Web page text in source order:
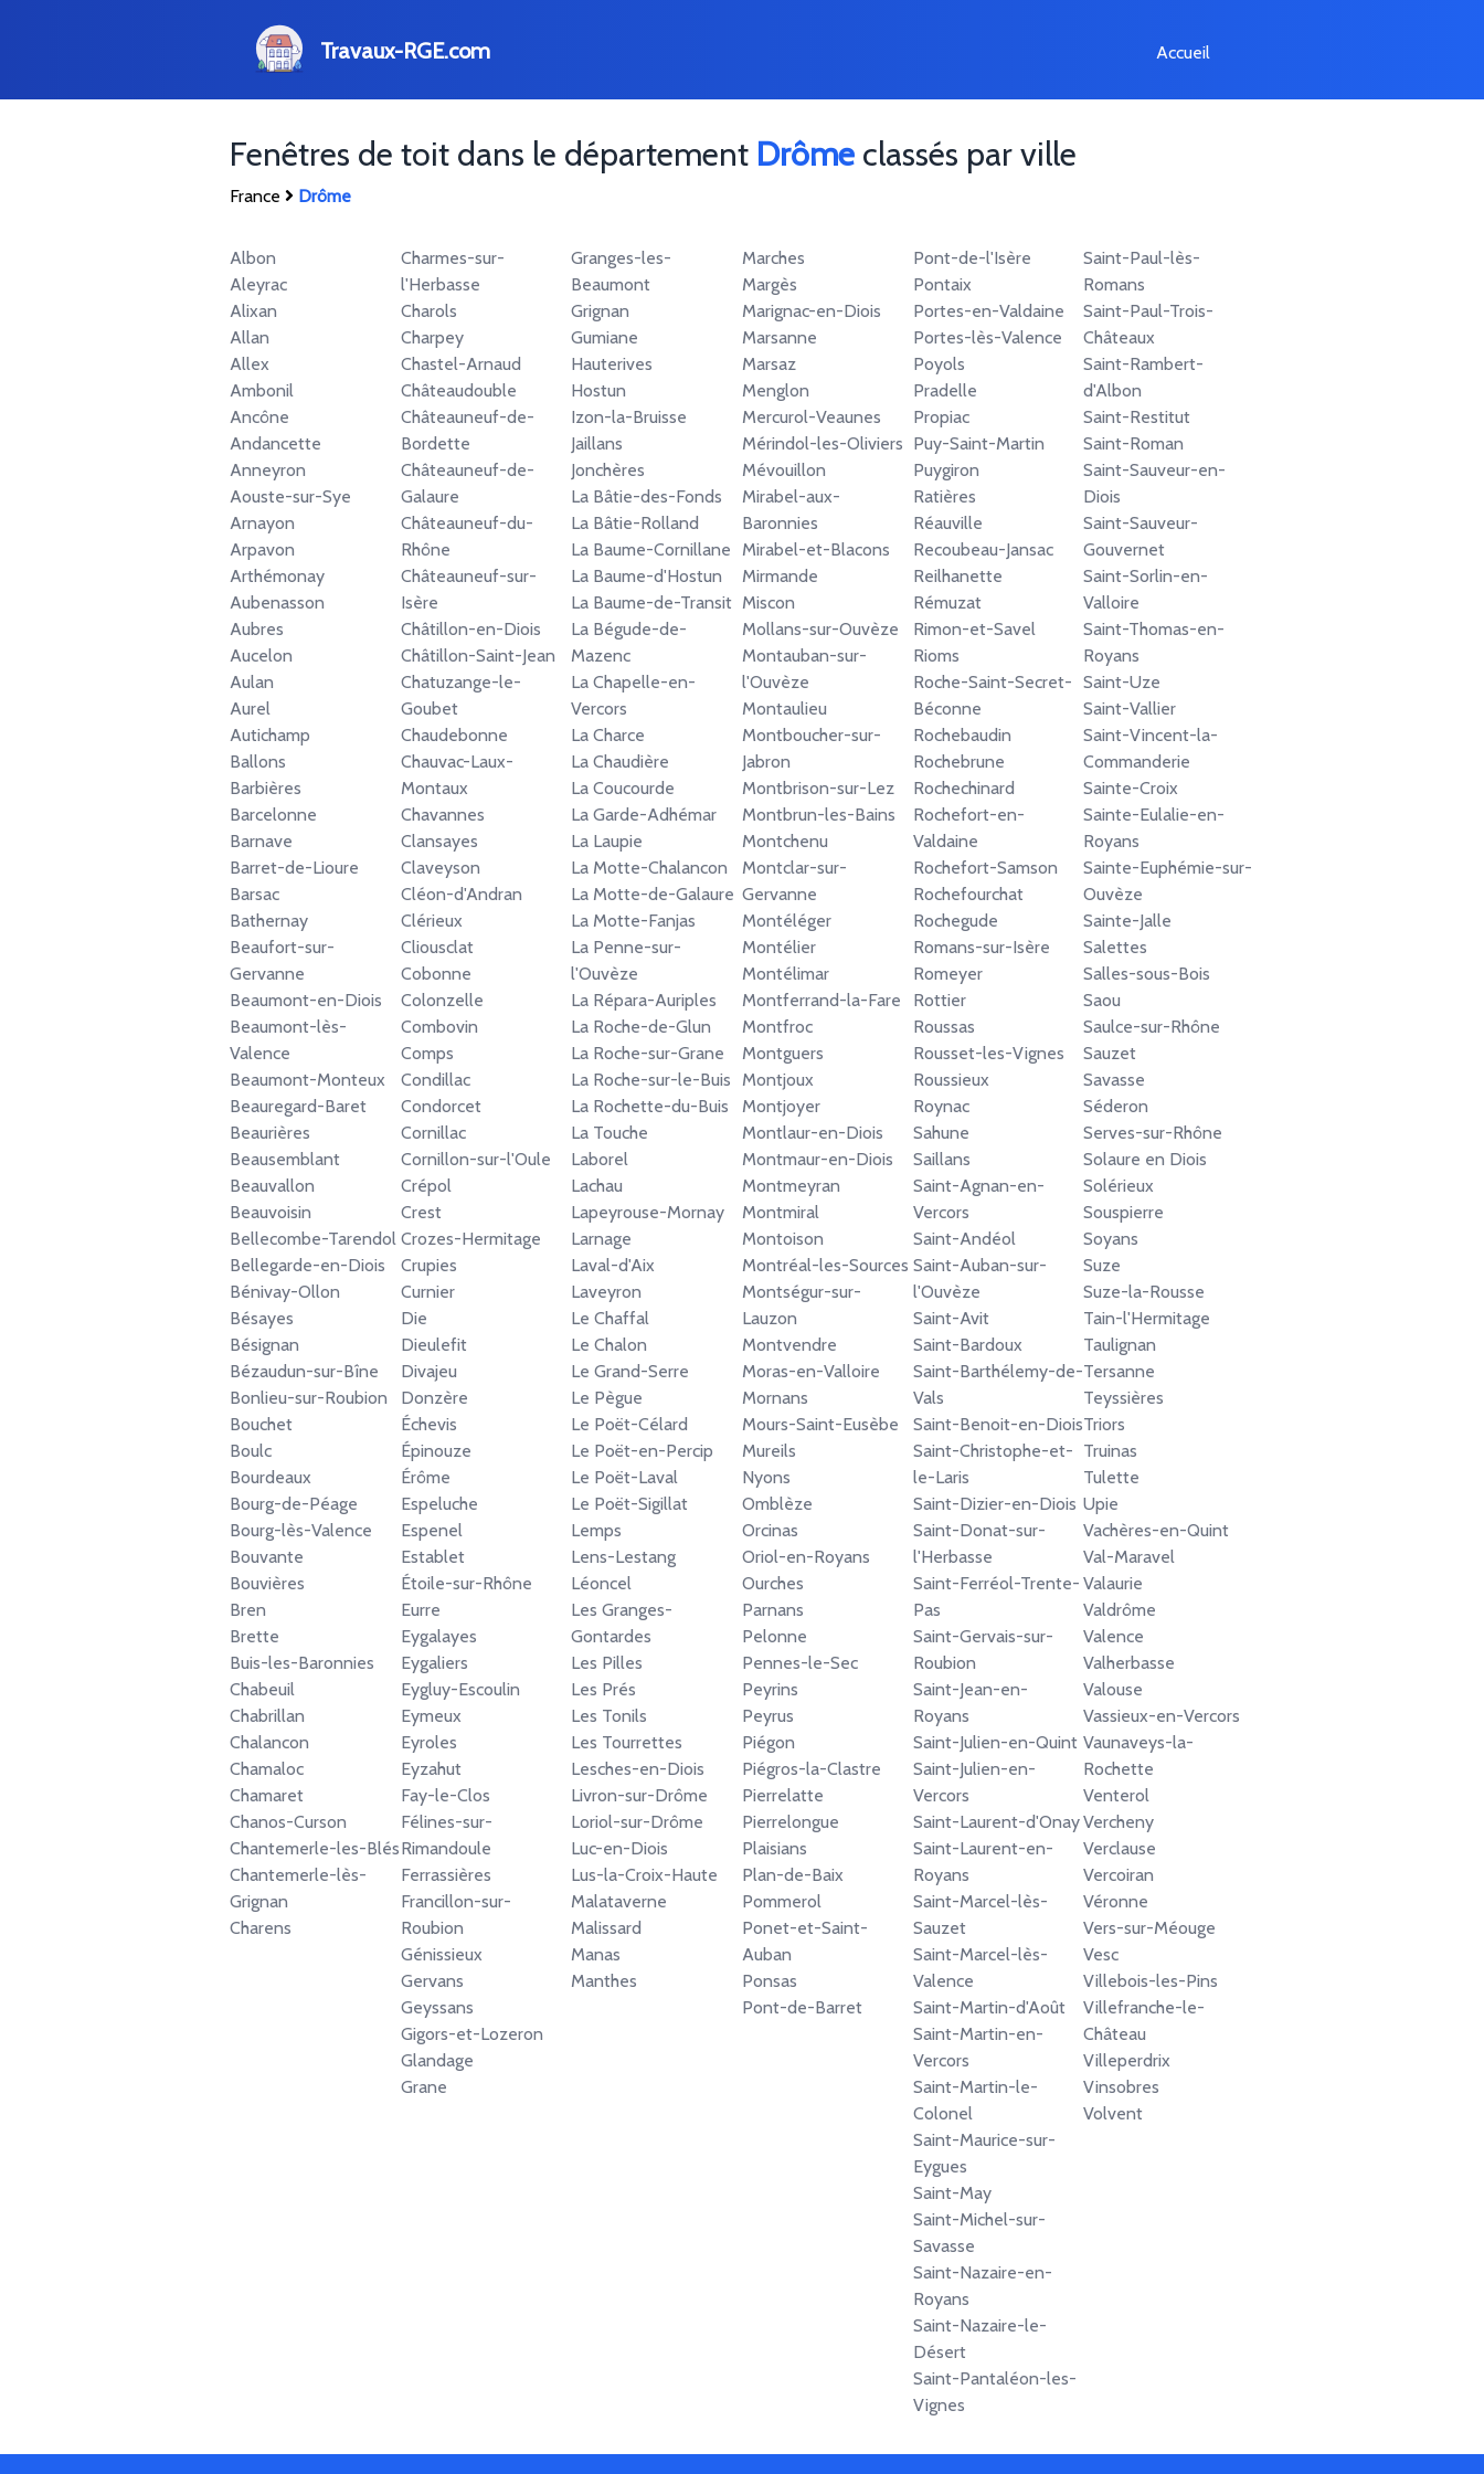
Travaux-RGE.com Accueil
Fenêtres de toit dans le département Drôme classés par ville
France Drôme
Albon
Aleyrac
Alixan
Allan
Allex
Ambonil
Ancône
Andancette
Anneyron
Aouste-sur-Sye
Arnayon
Arpavon
Arthémonay
Aubenasson
Aubres
Aucelon
Aulan
Aurel
Autichamp
Ballons
Barbières
Barcelonne
Barnave
Barret-de-Lioure
Barsac
Bathernay
Beaufort-sur-
Gervanne
Beaumont-en-Diois
Beaumont-lès-
Valence
Beaumont-Monteux
Beauregard-Baret
Beaurières
Beausemblant
Beauvallon
Beauvoisin
Bellecombe-Tarendol
Bellegarde-en-Diois
Bénivay-Ollon
Bésayes
Bésignan
Bézaudun-sur-Bîne
Bonlieu-sur-Roubion
Bouchet
Boulc
Bourdeaux
Bourg-de-Péage
Bourg-lès-Valence
Bouvante
Bouvières
Bren
Brette
Buis-les-Baronnies
Chabeuil
Chabrillan
Chalancon
Chamaloc
Chamaret
Chanos-Curson
Chantemerle-les-Blés
Chantemerle-lès-
Grignan
Charens
Charmes-sur-
l'Herbasse
Charols
Charpey
Chastel-Arnaud
Châteaudouble
Châteauneuf-de-
Bordette
Châteauneuf-de-
Galaure
Châteauneuf-du-
Rhône
Châteauneuf-sur-
Isère
Châtillon-en-Diois
Châtillon-Saint-Jean
Chatuzange-le-
Goubet
Chaudebonne
Chauvac-Laux-
Montaux
Chavannes
Clansayes
Claveyson
Cléon-d'Andran
Clérieux
Cliousclat
Cobonne
Colonzelle
Combovin
Comps
Condillac
Condorcet
Cornillac
Cornillon-sur-l'Oule
Crépol
Crest
Crozes-Hermitage
Crupies
Curnier
Die
Dieulefit
Divajeu
Donzère
Échevis
Épinouze
Érôme
Espeluche
Espenel
Establet
Étoile-sur-Rhône
Eurre
Eygalayes
Eygaliers
Eygluy-Escoulin
Eymeux
Eyroles
Eyzahut
Fay-le-Clos
Félines-sur-
Rimandoule
Ferrassières
Francillon-sur-
Roubion
Génissieux
Gervans
Geyssans
Gigors-et-Lozeron
Glandage
Grane
Granges-les-
Beaumont
Grignan
Gumiane
Hauterives
Hostun
Izon-la-Bruisse
Jaillans
Jonchères
La Bâtie-des-Fonds
La Bâtie-Rolland
La Baume-Cornillane
La Baume-d'Hostun
La Baume-de-Transit
La Bégude-de-
Mazenc
La Chapelle-en-
Vercors
La Charce
La Chaudière
La Coucourde
La Garde-Adhémar
La Laupie
La Motte-Chalancon
La Motte-de-Galaure
La Motte-Fanjas
La Penne-sur-
l'Ouvèze
La Répara-Auriples
La Roche-de-Glun
La Roche-sur-Grane
La Roche-sur-le-Buis
La Rochette-du-Buis
La Touche
Laborel
Lachau
Lapeyrouse-Mornay
Larnage
Laval-d'Aix
Laveyron
Le Chaffal
Le Chalon
Le Grand-Serre
Le Pègue
Le Poët-Célard
Le Poët-en-Percip
Le Poët-Laval
Le Poët-Sigillat
Lemps
Lens-Lestang
Léoncel
Les Granges-
Gontardes
Les Pilles
Les Prés
Les Tonils
Les Tourrettes
Lesches-en-Diois
Livron-sur-Drôme
Loriol-sur-Drôme
Luc-en-Diois
Lus-la-Croix-Haute
Malataverne
Malissard
Manas
Manthes
Marches
Margès
Marignac-en-Diois
Marsanne
Marsaz
Menglon
Mercurol-Veaunes
Mérindol-les-Oliviers
Mévouillon
Mirabel-aux-
Baronnies
Mirabel-et-Blacons
Mirmande
Miscon
Mollans-sur-Ouvèze
Montauban-sur-
l'Ouvèze
Montaulieu
Montboucher-sur-
Jabron
Montbrison-sur-Lez
Montbrun-les-Bains
Montchenu
Montclar-sur-
Gervanne
Montéléger
Montélier
Montélimar
Montferrand-la-Fare
Montfroc
Montguers
Montjoux
Montjoyer
Montlaur-en-Diois
Montmaur-en-Diois
Montmeyran
Montmiral
Montoison
Montréal-les-Sources
Montségur-sur-
Lauzon
Montvendre
Moras-en-Valloire
Mornans
Mours-Saint-Eusèbe
Mureils
Nyons
Omblèze
Orcinas
Oriol-en-Royans
Ourches
Parnans
Pelonne
Pennes-le-Sec
Peyrins
Peyrus
Piégon
Piégros-la-Clastre
Pierrelatte
Pierrelongue
Plaisians
Plan-de-Baix
Pommerol
Ponet-et-Saint-
Auban
Ponsas
Pont-de-Barret
Pont-de-l'Isère
Pontaix
Portes-en-Valdaine
Portes-lès-Valence
Poyols
Pradelle
Propiac
Puy-Saint-Martin
Puygiron
Ratières
Réauville
Recoubeau-Jansac
Reilhanette
Rémuzat
Rimon-et-Savel
Rioms
Roche-Saint-Secret-
Béconne
Rochebaudin
Rochebrune
Rochechinard
Rochefort-en-
Valdaine
Rochefort-Samson
Rochefourchat
Rochegude
Romans-sur-Isère
Romeyer
Rottier
Roussas
Rousset-les-Vignes
Roussieux
Roynac
Sahune
Saillans
Saint-Agnan-en-
Vercors
Saint-Andéol
Saint-Auban-sur-
l'Ouvèze
Saint-Avit
Saint-Bardoux
Saint-Barthélemy-de-
Vals
Saint-Benoit-en-Diois
Saint-Christophe-et-
le-Laris
Saint-Dizier-en-Diois
Saint-Donat-sur-
l'Herbasse
Saint-Ferréol-Trente-
Pas
Saint-Gervais-sur-
Roubion
Saint-Jean-en-
Royans
Saint-Julien-en-Quint
Saint-Julien-en-
Vercors
Saint-Laurent-d'Onay
Saint-Laurent-en-
Royans
Saint-Marcel-lès-
Sauzet
Saint-Marcel-lès-
Valence
Saint-Martin-d'Août
Saint-Martin-en-
Vercors
Saint-Martin-le-
Colonel
Saint-Maurice-sur-
Eygues
Saint-May
Saint-Michel-sur-
Savasse
Saint-Nazaire-en-
Royans
Saint-Nazaire-le-
Désert
Saint-Pantaléon-les-
Vignes
Saint-Paul-lès-
Romans
Saint-Paul-Trois-
Châteaux
Saint-Rambert-
d'Albon
Saint-Restitut
Saint-Roman
Saint-Sauveur-en-
Diois
Saint-Sauveur-
Gouvernet
Saint-Sorlin-en-
Valloire
Saint-Thomas-en-
Royans
Saint-Uze
Saint-Vallier
Saint-Vincent-la-
Commanderie
Sainte-Croix
Sainte-Eulalie-en-
Royans
Sainte-Euphémie-sur-
Ouvèze
Sainte-Jalle
Salettes
Salles-sous-Bois
Saou
Saulce-sur-Rhône
Sauzet
Savasse
Séderon
Serves-sur-Rhône
Solaure en Diois
Solérieux
Souspierre
Soyans
Suze
Suze-la-Rousse
Tain-l'Hermitage
Taulignan
Tersanne
Teyssières
Triors
Truinas
Tulette
Upie
Vachères-en-Quint
Val-Maravel
Valaurie
Valdrôme
Valence
Valherbasse
Valouse
Vassieux-en-Vercors
Vaunaveys-la-
Rochette
Venterol
Vercheny
Verclause
Vercoiran
Véronne
Vers-sur-Méouge
Vesc
Villebois-les-Pins
Villefranche-le-
Château
Villeperdrix
Vinsobres
Volvent